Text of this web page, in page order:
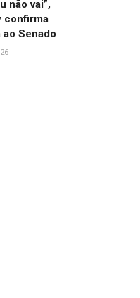
não vai”,
confirma
Senado